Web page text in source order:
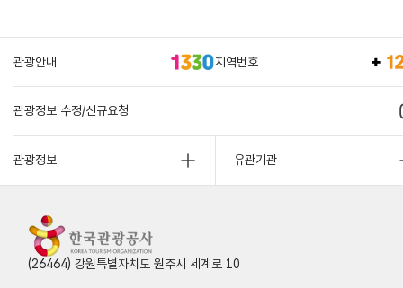
관광안내 지역번호
관광정보 수정/신규요청
관광정보 유관기관
(26464) 강원특별자치도 원주시 세계로 10